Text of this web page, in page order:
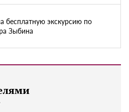
бесплатную экскурсию по
Зыбина